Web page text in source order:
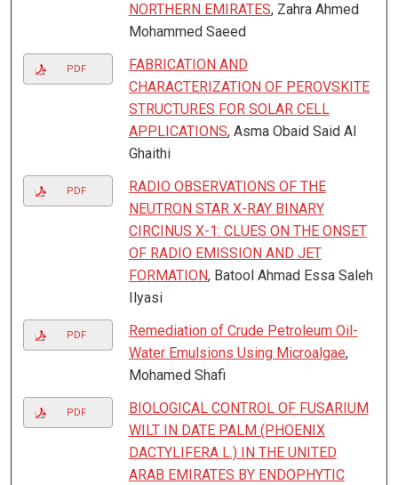
NORTHERN EMIRATES, Zahra Ahmed
Mohammed Saeed
PDF
FABRICATION AND
CHARACTERIZATION OF PEROVSKITE
STRUCTURES FOR SOLAR CELL
APPLICATIONS, Asma Obaid Said Al
Ghaithi
PDF
RADIO OBSERVATIONS OF THE
NEUTRON STAR X-RAY BINARY
CIRCINUS X-1: CLUES ON THE ONSET
OF RADIO EMISSION AND JET
FORMATION, Batool Ahmad Essa Saleh
Ilyasi
PDF
Remediation of Crude Petroleum Oil-
Water Emulsions Using Microalgae,
Mohamed Shafi
PDF
BIOLOGICAL CONTROL OF FUSARIUM
WILT IN DATE PALM (PHOENIX
DACTYLIFERA L.) IN THE UNITED
ARAB EMIRATES BY ENDOPHYTIC